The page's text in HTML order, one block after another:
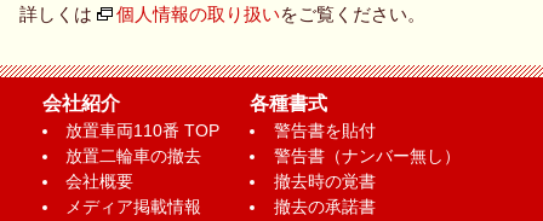
詳しくは
個人情報の取り扱いをご覧ください。
会社紹介
放置車両110番 TOP
放置二輪車の撤去
会社概要
メディア掲載情報
各種書式
警告書を貼付
警告書（ナンバー無し）
撤去時の覚書
撤去の承諾書